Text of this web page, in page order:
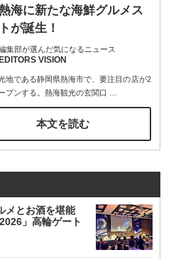
海に新たな海鮮グルメス
が誕生！
集部が選んだ気になるニュース
EDITORS VISION
地である静岡県熱海市で、要注目の店が2
プンする。熱海観光の玄関口
本文を読む
メとお酒を堪能
」高輪ゲート